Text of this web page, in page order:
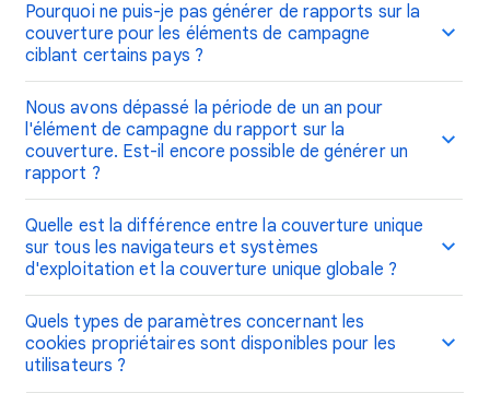
Pourquoi ne puis-je pas générer de rapports sur la
couverture pour les éléments de campagne
ciblant certains pays ?
Nous avons dépassé la période de un an pour
l'élément de campagne du rapport sur la
couverture. Est-il encore possible de générer un
rapport ?
Quelle est la différence entre la couverture unique
sur tous les navigateurs et systèmes
d'exploitation et la couverture unique globale ?
Quels types de paramètres concernant les
cookies propriétaires sont disponibles pour les
utilisateurs ?